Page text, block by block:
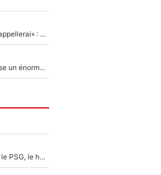
Mercato - OM - «Dès que je prends un club, je t’appellerai» : La promesse de Marcelino au moment de claquer la porte
Victime de racisme contre Murray, Kyrgios pousse un énorme coup de gueule !
«Le suicide de Ferran Torres» : En partance pour le PSG, le héros de la finale de la Coupe du monde s'attire les foudres de la presse espagnole !